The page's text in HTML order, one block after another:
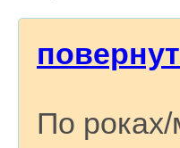
По роках/